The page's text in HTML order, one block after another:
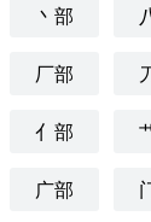
丶部
厂部
亻部
广部